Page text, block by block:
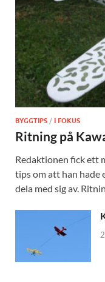
BYGGTIPS / I FOKUS
Ritning på
Redaktionen fick ett
tips om att han hade
dela med sig av.